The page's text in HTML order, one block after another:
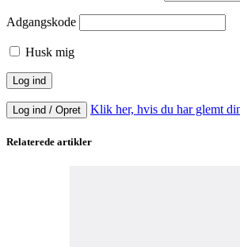
Adgangskode
Husk mig
Log ind / Opret Klik her, hvis du har glemt
Relaterede artikler